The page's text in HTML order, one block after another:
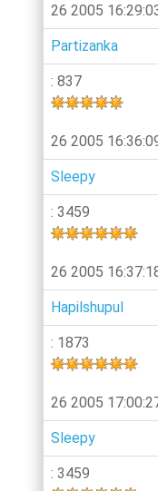
26 2005
Partizanka
: 837
26 2005
Sleepy
: 3459
26 2005
Hapilshupul
: 1873
26 2005
Sleepy
: 3459